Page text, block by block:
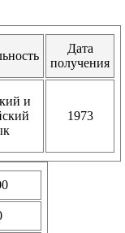
Дата
получения
и
1973